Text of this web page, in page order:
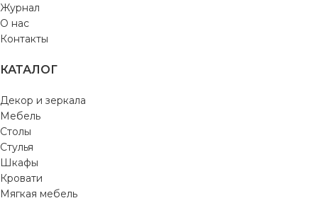
Журнал
О нас
Контакты
КАТАЛОГ
Декор и зеркала
Мебель
Столы
Стулья
Шкафы
Кровати
Мягкая мебель